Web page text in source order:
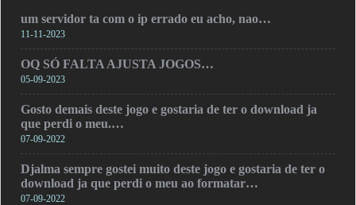
um servidor ta com o ip errado eu acho, nao…
11-11-2023
OQ SÓ FALTA AJUSTA JOGOS…
05-09-2023
Gosto demais deste jogo e gostaria de ter o download ja
que perdi o meu.…
07-09-2022
Djalma sempre gostei muito deste jogo e gostaria de ter o
download ja que perdi o meu ao formatar…
07-09-2022